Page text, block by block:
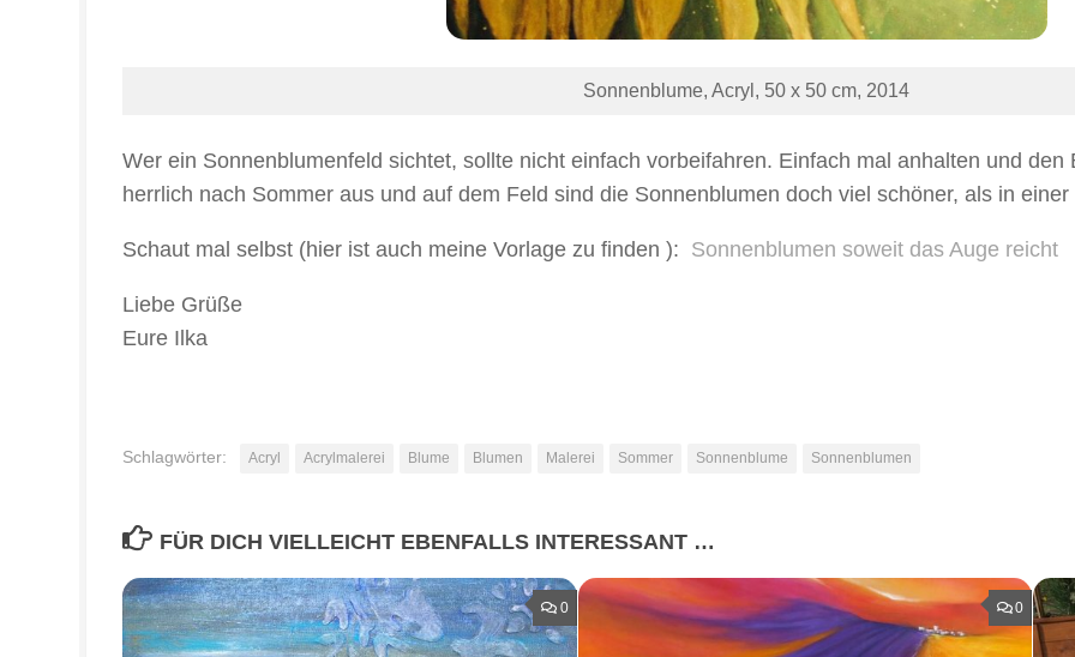
Sonnenblume, Acryl, 50 x 50 cm, 2014
Wer ein Sonnenblumenfeld sichtet, sollte nicht einfach vorbeifahren. Einfach mal anhalten und
herrlich nach Sommer aus und auf dem Feld sind die Sonnenblumen doch viel schöner, als in
Schaut mal selbst (hier ist auch meine Vorlage zu finden ): Sonnenblumen soweit das Auge reicht
Liebe Grüße
Eure Ilka
Schlagwörter: Acryl Acrylmalerei Blume Blumen Malerei Sommer Sonnenblume Sonnenblumen
FÜR DICH VIELLEICHT EBENFALLS INTERESSANT …
0 0